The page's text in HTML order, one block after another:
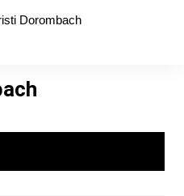
Dorombach